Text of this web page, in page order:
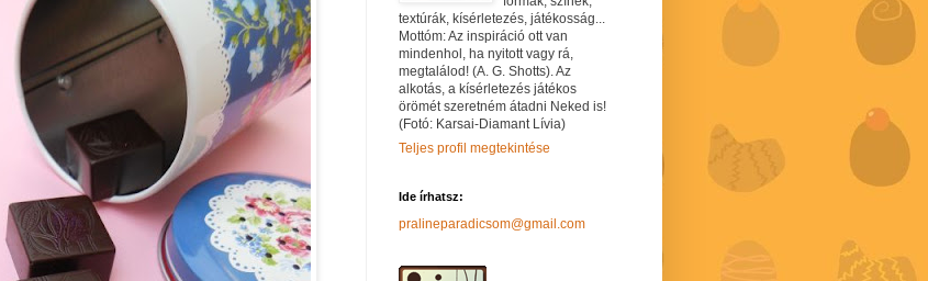
textúrák, kísérletezés, játékosság...
Mottóm: Az inspiráció ott van
mindenhol, ha nyitott vagy rá,
megtalálod! (A. G. Shotts). Az
alkotás, a kísérletezés játékos
örömét szeretném átadni Neked is!
(Fotó: Karsai-Diamant Lívia)
Teljes profil megtekintése
Ide írhatsz:
pralineparadicsom@gmail.com